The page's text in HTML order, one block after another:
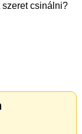
szeret csinálni?